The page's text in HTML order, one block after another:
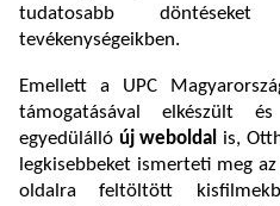
tudatosabb
tevékenységeikben.
Emellett a UPC
támogatásával elkészült
egyedülálló új weboldal is,
legkisebbeket ismerteti meg
oldalra feltöltött